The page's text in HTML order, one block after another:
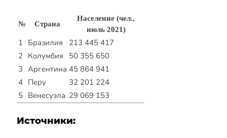
№ Страна
Население (чел.,
июль 2021)
1 Бразилия
213 445 417
2 Колумбия
50 355 650
3 Аргентина 45 864 941
4 Перу
32 201 224
5 Венесуэла 29 069 153
Источники: